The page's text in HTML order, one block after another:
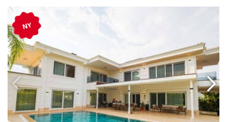
I Antalya Dosemealti 2
NY